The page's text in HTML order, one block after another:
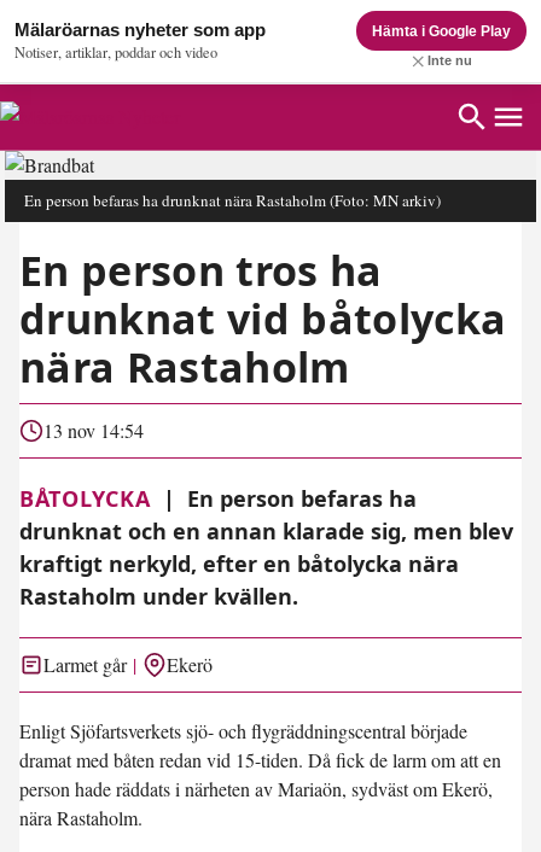
Mälaröarnas nyheter som app
Notiser, artiklar, poddar och video
Hämta i Google Play
Inte nu
En person befaras ha drunknat nära Rastaholm(Foto: MN arkiv)
En person tros ha
drunknat vid båtolycka
nära Rastaholm
13 nov 14:54
BÅTOLYCKA |
En person befaras ha
drunknat och en annan klarade sig, men blev
kraftigt nerkyld, efter en båtolycka nära
Rastaholm under kvällen.
Larmet går Ekerö
Enligt Sjöfartsverkets sjö- och flygräddningscentral började
dramat med båten redan vid 15-tiden. Då fick de larm om att en
person hade räddats i närheten av Mariaön, sydväst om Ekerö,
nära Rastaholm.